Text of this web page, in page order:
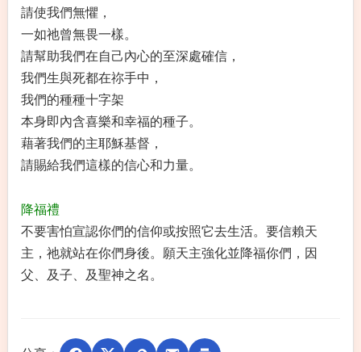
請使我們無懼，
一如祂曾無畏一樣。
請幫助我們在自己內心的至深處確信，
我們生與死都在祢手中，
我們的種種十字架
本身即內含喜樂和幸福的種子。
藉著我們的主耶穌基督，
請賜給我們這樣的信心和力量。
降福禮
不要害怕宣認你們的信仰或按照它去生活。要信賴天
主，祂就站在你們身後。願天主強化並降福你們，因
父、及子、及聖神之名。